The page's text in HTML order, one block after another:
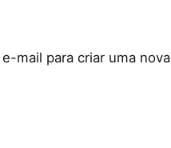
mail para criar uma nova